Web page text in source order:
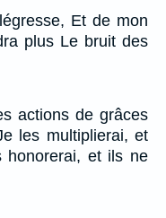
Et de mon
plus Le bruit des
actions de grâces
les multiplierai, et
honorerai, et ils ne